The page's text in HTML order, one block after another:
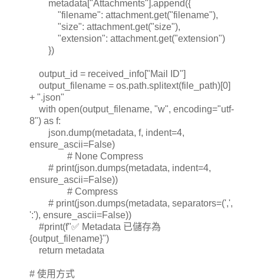
metadata["Attachments"].append({
"filename": attachment.get("filename"),
"size": attachment.get("size"),
"extension": attachment.get("extension")
})
output_id = received_info["Mail ID"]
output_filename = os.path.splitext(file_path)[0]
+ ".json"
with open(output_filename, "w", encoding="utf-
8") as f:
json.dump(metadata, f, indent=4,
ensure_ascii=False)
# None Compress
# print(json.dumps(metadata, indent=4,
ensure_ascii=False))
# Compress
# print(json.dumps(metadata, separators=(',',
':'), ensure_ascii=False))
#print(f"✅ Metadata 已儲存為
{output_filename}")
return metadata
# 使用方式